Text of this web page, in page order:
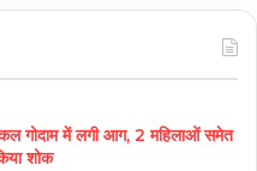
गोदाम में लगी आग, 2 महिलाओं समेत
शोक